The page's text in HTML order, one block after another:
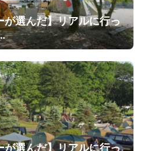
が選んだ】リアルに行っ
が選んだ】リアルに行っ